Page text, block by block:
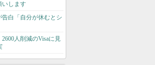
いします
白「自分が休むとシ
人削減のVisaに見